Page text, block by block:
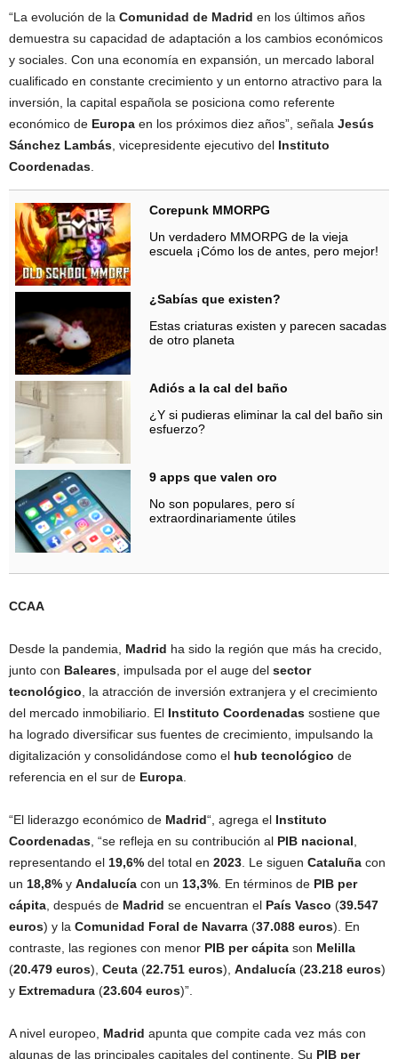
“La evolución de la Comunidad de Madrid en los últimos años
demuestra su capacidad de adaptación a los cambios económicos
y sociales. Con una economía en expansión, un mercado laboral
cualificado en constante crecimiento y un entorno atractivo para la
inversión, la capital española se posiciona como referente
económico de Europa en los próximos diez años”, señala Jesús
Sánchez Lambás , vicepresidente ejecutivo del Instituto
Coordenadas
Corepunk MMORPG
Un verdadero MMORPG de la vieja
escuela ¡Cómo los de antes, pero mejor!
¿Sabías que existen?
Estas criaturas existen y parecen sacadas
de otro planeta
Adiós a la cal del baño
¿Y si pudieras eliminar la cal del baño sin
esfuerzo?
9 apps que valen oro
No son populares, pero sí
extraordinariamente útiles
CCAA
Desde la pandemia, Madrid ha sido la región que más ha crecido,
junto con Baleares , impulsada por el auge del sector
tecnológico , la atracción de inversión extranjera y el crecimiento
del mercado inmobiliario. El Instituto Coordenadas sostiene que
ha logrado diversificar sus fuentes de crecimiento, impulsando la
digitalización y consolidándose como el hub tecnológico de
referencia en el sur de Europa
“El liderazgo económico de Madrid“, agrega el Instituto
Coordenadas , “se refleja en su contribución al PIB nacional
representando el 19,6% del total en 2023 . Le siguen Cataluña con
un 18,8% y Andalucía con un 13,3% . En términos de PIB per
cápita , después de Madrid se encuentran el País Vasco (39.547
euros) y la Comunidad Foral de Navarra (37.088 euros). En
contraste, las regiones con menor PIB per cápita son Melilla
(20.479 euros), Ceuta (22.751 euros), Andalucía (23.218 euros)
y Extremadura (23.604 euros)”.
A nivel europeo, Madrid apunta que compite cada vez más con
algunas de las principales capitales del continente. Su PIB per